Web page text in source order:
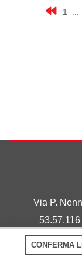
1 ...
Via P.
CONFERMA